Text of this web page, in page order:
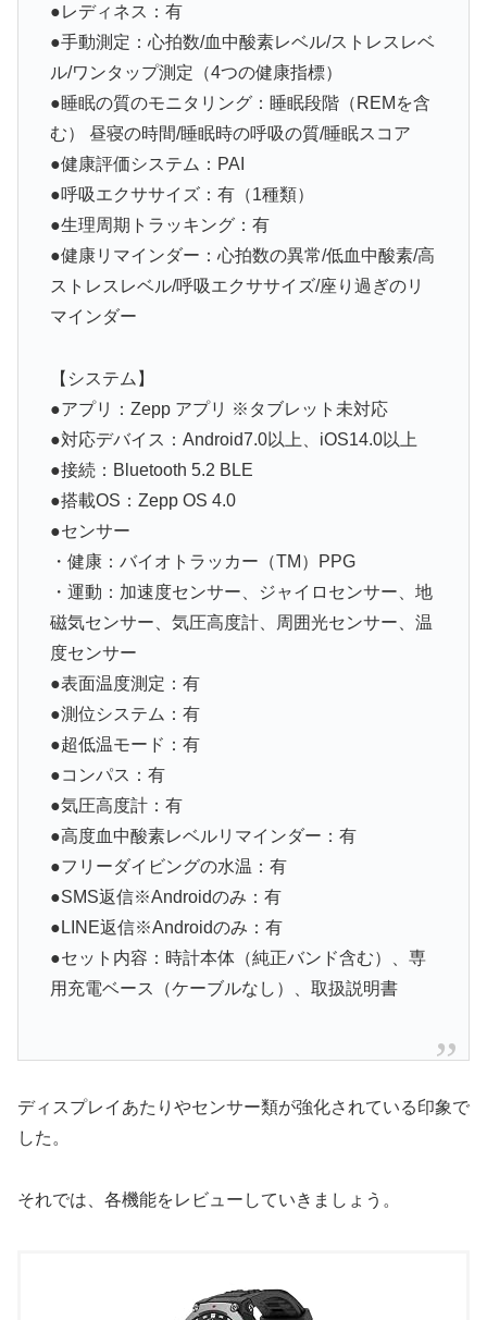
●レディネス：有
●手動測定：心拍数/血中酸素レベル/ストレスレベ
ル/ワンタップ測定（4つの健康指標）
●睡眠の質のモニタリング：睡眠段階（REMを含
む） 昼寝の時間/睡眠時の呼吸の質/睡眠スコア
●健康評価システム：PAI
●呼吸エクササイズ：有（1種類）
●生理周期トラッキング：有
●健康リマインダー：心拍数の異常/低血中酸素/高
ストレスレベル/呼吸エクササイズ/座り過ぎのリ
マインダー
【システム】
●アプリ：Zepp アプリ ※タブレット未対応
●対応デバイス：Android7.0以上、iOS14.0以上
●接続：Bluetooth 5.2 BLE
●搭載OS：Zepp OS 4.0
●センサー
・健康：バイオトラッカー（TM）PPG
・運動：加速度センサー、ジャイロセンサー、地
磁気センサー、気圧高度計、周囲光センサー、温
度センサー
●表面温度測定：有
●測位システム：有
●超低温モード：有
●コンパス：有
●気圧高度計：有
●高度血中酸素レベルリマインダー：有
●フリーダイビングの水温：有
●SMS返信※Androidのみ：有
●LINE返信※Androidのみ：有
●セット内容：時計本体（純正バンド含む）、専
用充電ベース（ケーブルなし）、取扱説明書
ディスプレイあたりやセンサー類が強化されている印象で
した。
それでは、各機能をレビューしていきましょう。